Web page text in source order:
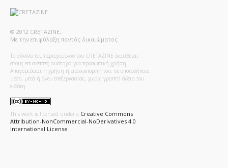
© 2012 CRETAZINE,
Με την επιφύλαξη παντός δικαιώματος
Το σύνολο του περιεχομένου του CRETAZINE διατίθεται
στους επισκέπτες αυστηρά για προσωπική χρήση.
Απαγορεύεται η χρήση ή επανεκπομπή του, σε οποιοδήποτε
μέσο, μετά ή άνευ επεξεργασίας, χωρίς γραπτή άδεια του
εκδότη.
This work is licensed under a Creative Commons
Attribution-NonCommercial-NoDerivatives 4.0
International License